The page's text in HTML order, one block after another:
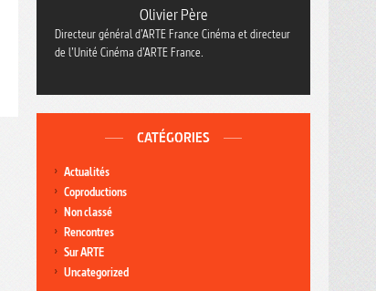
Olivier Père
Directeur général d’ARTE France Cinéma et directeur
de l’Unité Cinéma d’ARTE France.
CATÉGORIES
Actualités
Coproductions
Non classé
Rencontres
Sur ARTE
Uncategorized